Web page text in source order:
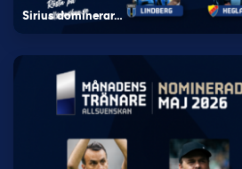
Sirius dominerar…